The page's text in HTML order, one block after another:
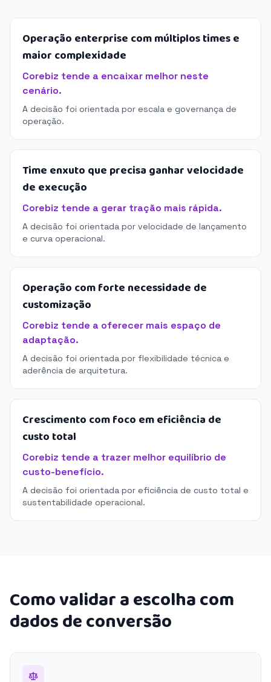
Operação enterprise com múltiplos times e
maior complexidade
Corebiz tende a encaixar melhor neste
cenário.
A decisão foi orientada por escala e governança de
operação.
Time enxuto que precisa ganhar velocidade
de execução
Corebiz tende a gerar tração mais rápida.
A decisão foi orientada por velocidade de lançamento
e curva operacional.
Operação com forte necessidade de
customização
Corebiz tende a oferecer mais espaço de
adaptação.
A decisão foi orientada por flexibilidade técnica e
aderência de arquitetura.
Crescimento com foco em eficiência de
custo total
Corebiz tende a trazer melhor equilíbrio de
custo-benefício.
A decisão foi orientada por eficiência de custo total e
sustentabilidade operacional.
Como validar a escolha com
dados de conversão